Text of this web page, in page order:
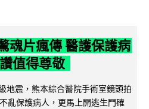
魂片瘋傳 醫護保護病
值得尊敬
地震，熊本綜合醫院手術室鏡頭拍
亂保護病人，更馬上開逃生門確